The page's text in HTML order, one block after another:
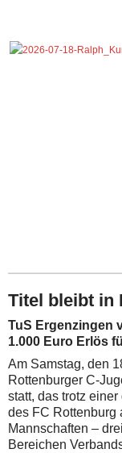
Titel bleibt in
TuS Ergenzingen
1.000 Euro Erlös
Am Samstag, den
Rottenburger C-
statt, das trotz
des FC Rottenburg
Mannschaften –
Bereichen